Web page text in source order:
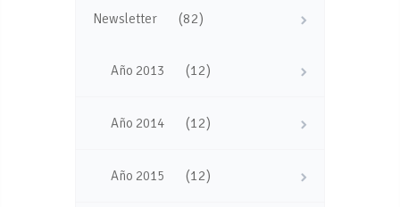
Newsletter (82)
Año 2013 (12)
Año 2014 (12)
Año 2015 (12)